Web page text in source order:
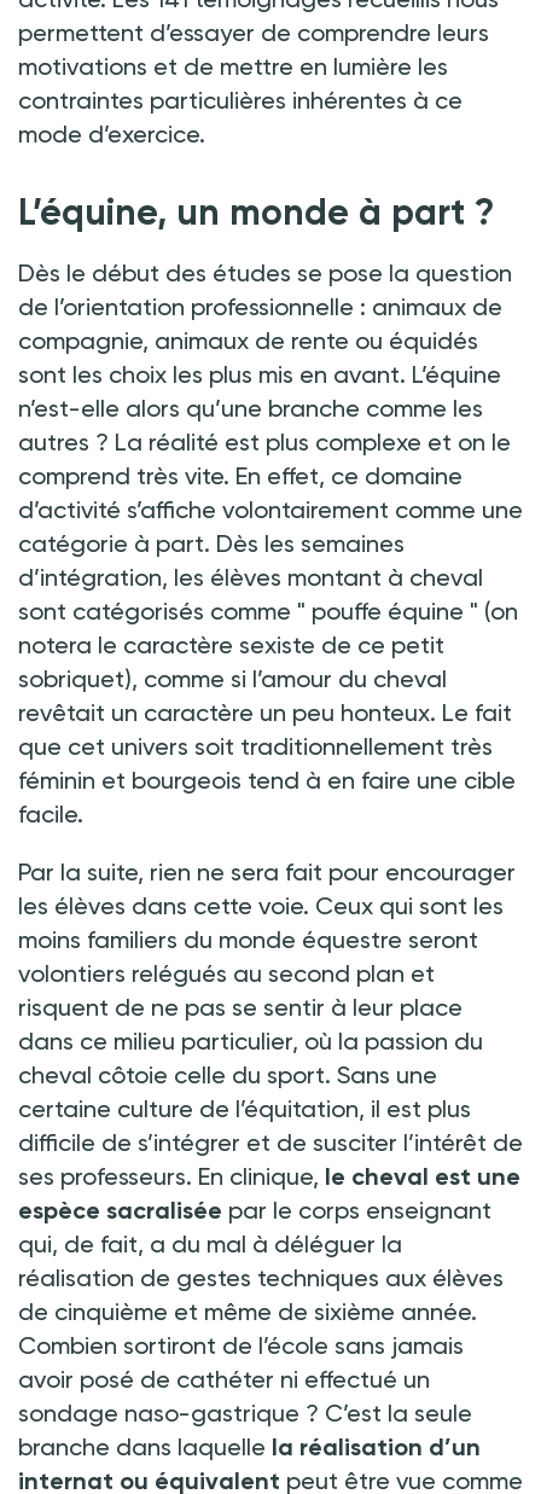
permettent d’essayer de comprendre leurs
motivations et de mettre en lumière les
contraintes particulières inhérentes à ce
mode d’exercice.
L’équine, un monde à part ?
Dès le début des études se pose la question
de l’orientation professionnelle : animaux de
compagnie, animaux de rente ou équidés
sont les choix les plus mis en avant. L’équine
n’est-elle alors qu’une branche comme les
autres ? La réalité est plus complexe et on le
comprend très vite. En effet, ce domaine
d’activité s’affiche volontairement comme une
catégorie à part. Dès les semaines
d’intégration, les élèves montant à cheval
sont catégorisés comme " pouffe équine " (on
notera le caractère sexiste de ce petit
sobriquet), comme si l’amour du cheval
revêtait un caractère un peu honteux. Le fait
que cet univers soit traditionnellement très
féminin et bourgeois tend à en faire une cible
facile.
Par la suite, rien ne sera fait pour encourager
les élèves dans cette voie. Ceux qui sont les
moins familiers du monde équestre seront
volontiers relégués au second plan et
risquent de ne pas se sentir à leur place
dans ce milieu particulier, où la passion du
cheval côtoie celle du sport. Sans une
certaine culture de l’équitation, il est plus
difficile de s’intégrer et de susciter l’intérêt de
ses professeurs. En clinique, le cheval est une
espèce sacralisée par le corps enseignant
qui, de fait, a du mal à déléguer la
réalisation de gestes techniques aux élèves
de cinquième et même de sixième année.
Combien sortiront de l’école sans jamais
avoir posé de cathéter ni effectué un
sondage naso-gastrique ? C’est la seule
branche dans laquelle la réalisation d’un
internat ou équivalent peut être vue comme